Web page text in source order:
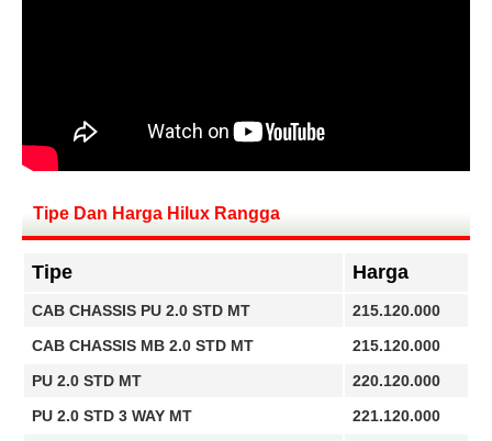
Tipe Dan Harga Hilux Rangga
Tipe Harga
CAB CHASSIS PU 2.0 STD MT
215.120.000
CAB CHASSIS MB 2.0 STD MT
215.120.000
PU 2.0 STD MT
220.120.000
PU 2.0 STD 3 WAY MT
221.120.000